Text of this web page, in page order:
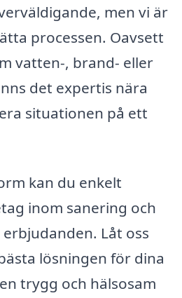
men vi är
processen. Oavsett
vatten-, brand- eller
det expertis nära
situationen på ett
kan du enkelt
inom sanering och
Låt oss
lösningen för dina
trygg och hälsosam